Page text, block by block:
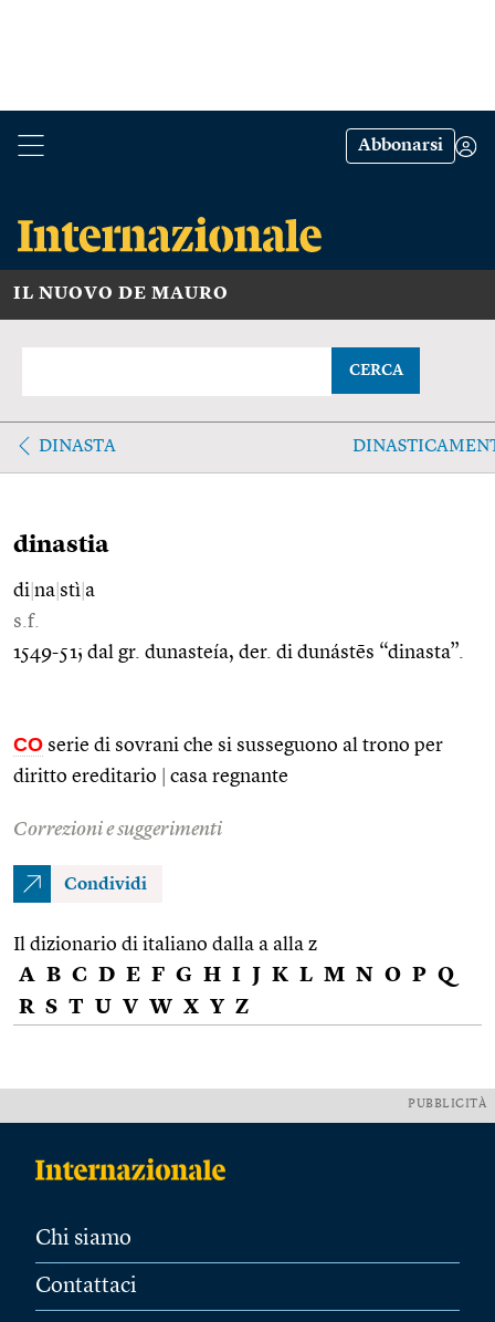
Abbonarsi
IL NUOVO DE MAURO
CERCA
DINASTA
dinastia
di na stì a
s.f.
1549-51; dal gr. dunasteía, der. di dunástēs “dinasta”.
CO serie di sovrani che si susseguono al trono per
diritto ereditario
casa regnante
Correzioni e suggerimenti
Condividi
Il dizionario di italiano dalla a alla z
A B C D E F G H I J K L M N O P Q
R S T U V W X Y Z
PUBBLICITÀ
Chi siamo
Contattaci